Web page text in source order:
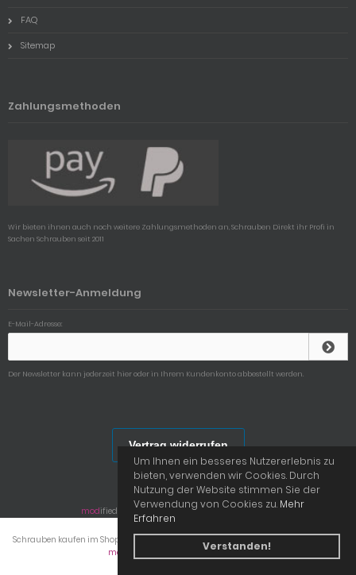
FAQ
Sitemap
Zahlungsmethoden
Wir bieten ihnen auch noch weitere Zahlungsmethoden an, Schrauben Direkt ihr Profi in
Sachen Schrauben seit 2011
Newsletter-Anmeldung
E-Mail-Adresse:
Der Newsletter kann jederzeit hier oder in Ihrem Kundenkonto abbestellt werden.
Vertrag widerrufen
Schrauben kaufen im Shop von Schrauben Direkt © 2026 | Template © 2009-2026 by
mod
ified eCommerce Shopsoftware
modified eCommerce Shopsoftware © 2009-2026
Um Ihnen ein besseres Nutzererlebnis zu
bieten, verwenden wir Cookies. Durch
Nutzung der Website stimmen Sie der
Verwendung von Cookies zu. Mehr
Erfahren
Verstanden!